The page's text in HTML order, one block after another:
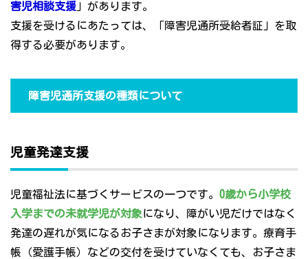
害児相談支援 」があります。
支援を受けるにあたっては、「障害児通所受給者証」を取
得する必要があります。
障害児通所支援の種類について
児童発達支援
児童福祉法に基づくサービスの一つです。 0歳から小学校
入学までの未就学児が対象になり、障がい児だけではなく
発達の遅れが気になるお子さまが対象になります。療育手
帳（愛護手帳）などの交付を受けていなくても、お子さま